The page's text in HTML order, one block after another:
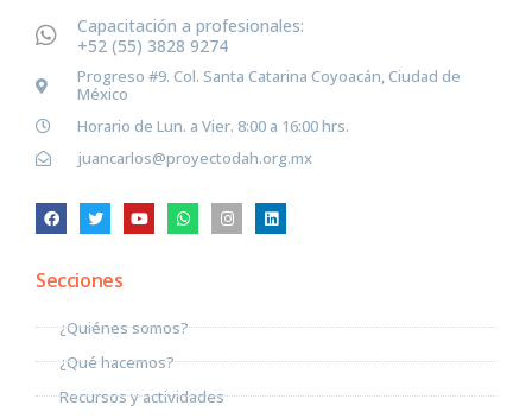
Capacitación a profesionales:
+52 (55) 3828 9274
Progreso #9. Col. Santa Catarina Coyoacán, Ciudad de
México
Horario de Lun. a Vier. 8:00 a 16:00 hrs.
juancarlos@proyectodah.org.mx
Secciones
¿Quiénes somos?
¿Qué hacemos?
Recursos y actividades